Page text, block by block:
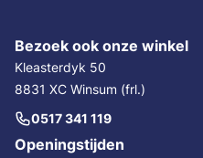
Bezoek ook onze winkel
Kleasterdyk 50
8831 XC Winsum (frl.)
0517 341 119
Openingstijden